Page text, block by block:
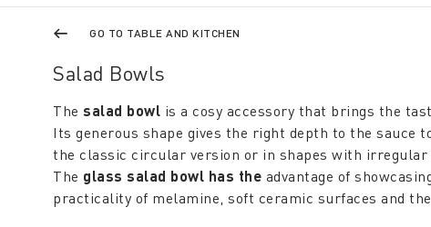
GO TO TABLE AND KITCHEN
Salad Bowls
The salad bowl is a cosy accessory that brings the
Its generous shape gives the right depth to the sauce
the classic circular version or in shapes with irregular
The glass salad bowl has the advantage of
practicality of melamine, soft ceramic surfaces and